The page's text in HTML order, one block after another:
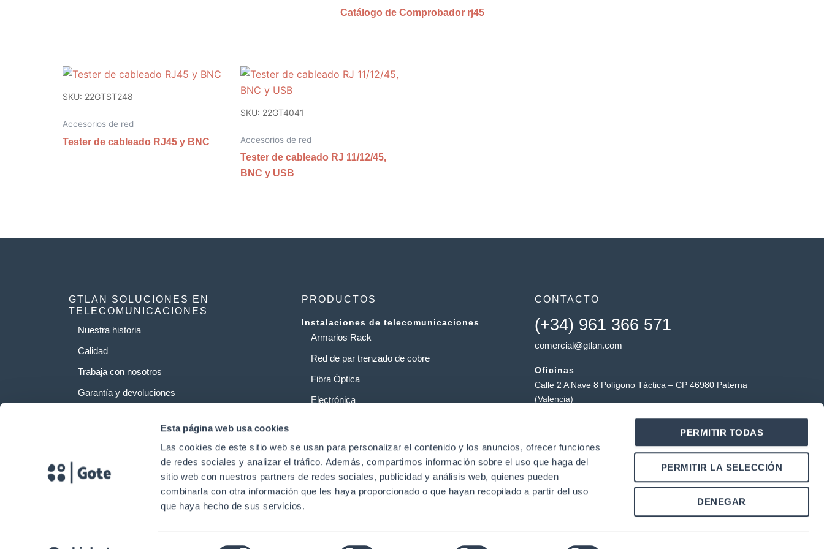
Esta página web usa cookies
Las cookies de este sitio web se usan para personalizar el contenido y los anuncios, ofrecer funciones
de redes sociales y analizar el tráfico. Además, compartimos información sobre el uso que haga del
sitio web con nuestros partners de redes sociales, publicidad y análisis web, quienes pueden
combinarla con otra información que les haya proporcionado o que hayan recopilado a partir del uso
que haya hecho de sus servicios.
PERMITIR TODAS
PERMITIR LA SELECCIÓN
DENEGAR
Catálogo de Comprobador rj45
SKU: 22GTST248
Accesorios de red
Tester de cableado RJ45 y BNC
SKU: 22GT4041
Accesorios de red
Tester de cableado RJ 11/12/45,
BNC y USB
GTLAN SOLUCIONES EN
TELECOMUNICACIONES
Nuestra historia
Calidad
Trabaja con nosotros
Garantía y devoluciones
PRODUCTOS
Instalaciones de telecomunicaciones
Armarios Rack
Red de par trenzado de cobre
Fibra Óptica
Electrónica
Centros de datos
CONTACTO
(+34) 961 366 571
comercial@gtlan.com
Oficinas
Calle 2 A Nave 8 Polígono Táctica – CP 46980 Paterna
(Valencia)
Polígono Industrial Táctica, Carrer Forners, 18, 46980
Paterna (Valencia)
Y
o
u
L
n